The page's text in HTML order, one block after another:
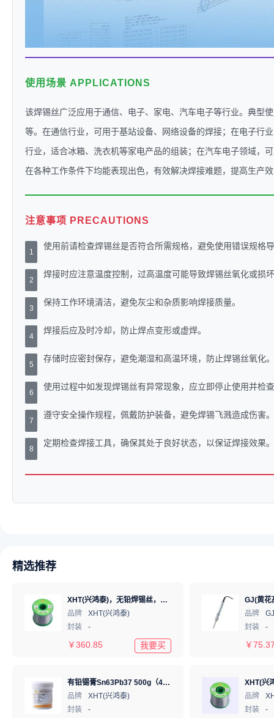
使用场景 APPLICATIONS
该焊锡丝广泛应用于通信、电子、家电、汽车电子等行业。典型
等。在通信行业，可用于基站设备、网络设备的焊接；在电子行
行业，适合冰箱、洗衣机等家电产品的组装；在汽车电子领域，
在各种工作条件下均能表现出色，有效解决焊接难题，提高生产
注意事项 PRECAUTIONS
1
使用前请检查焊锡丝是否符合所需规格，避免使用错误规格
2
焊接时应注意温度控制，过高温度可能导致焊锡丝氧化或损
3
保持工作环境清洁，避免灰尘和杂质影响焊接质量。
4
焊接后应及时冷却，防止焊点变形或虚焊。
5
存储时应密封保存，避免潮湿和高温环境，防止焊锡丝氧化。
6
使用过程中如发现焊锡丝有异常现象，应立即停止使用并检
7
遵守安全操作规程，佩戴防护装备，避免焊锡飞溅造成伤害。
8
定期检查焊接工具，确保其处于良好状态，以保证焊接效果。
精选推荐
XHT(兴鸿泰)，无铅焊锡丝，Sn99.3Cu0.7 Φ1mm 750G，环保锡线， 免洗焊锡丝/锡线,1卷
品牌
XHT(兴鸿泰)
封装
-
￥360.85 我要买
品牌
封装
-
￥
有铅锡膏Sn63Pb37 500g（4号粉）
品牌
XHT(兴鸿泰)
封装
-
品牌
封装
-